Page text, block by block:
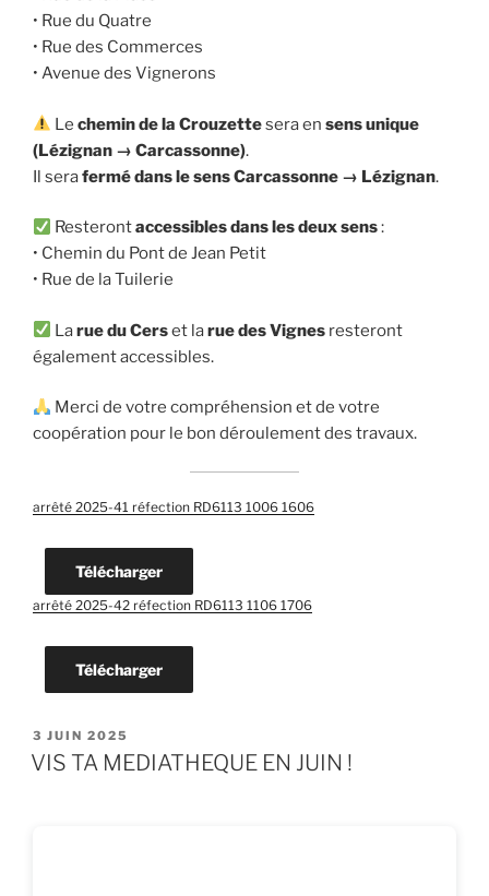
• Rue du Quatre
• Rue des Commerces
• Avenue des Vignerons
Lechemin de la Crouzettesera ensens unique
(Lézignan → Carcassonne).
Il serafermé dans le sens Carcassonne → Lézignan.
Resterontaccessibles dans les deux sens:
• Chemin du Pont de Jean Petit
• Rue de la Tuilerie
Larue du Cerset larue des Vignes resteront
également accessibles.
Merci de votre compréhension et de votre
coopération pour le bon déroulement des travaux.
arrêté 2025-41 réfection RD6113 1006 1606
Télécharger
arrêté 2025-42 réfection RD6113 1106 1706
Télécharger
PUBLIÉ
LE
3 JUIN 2025
VIS TA MEDIATHEQUE EN JUIN !